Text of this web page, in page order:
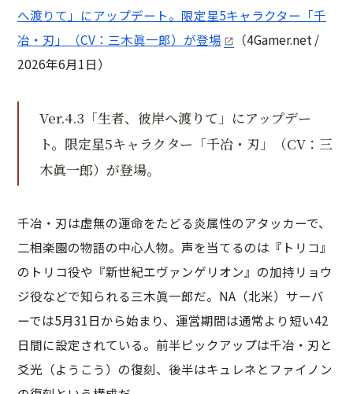
へ渡りて」にアップデート。限定星5キャラクター「千
冶・刃」（CV：三木眞一郎）が登場
（4Gamer.net /
2026年6月1日）
Ver.4.3「生者、彼岸へ渡りて」にアップデー
ト。限定星5キャラクター「千冶・刃」（CV：三
木眞一郎）が登場。
千冶・刃は虚無の運命をたどる炎属性のアタッカーで、
二相楽園の物語の中心人物。声を当てるのは『トリコ』
のトリコ役や『新世紀エヴァンゲリオン』の加持リョウ
ジ役などで知られる三木眞一郎だ。NA（北米）サーバ
ーでは5月31日から始まり、運営期間は通常より短い42
日間に設定されている。前半ピックアップは千冶・刃と
爻光（ようこう）の復刻、後半はキュレネとファイノン